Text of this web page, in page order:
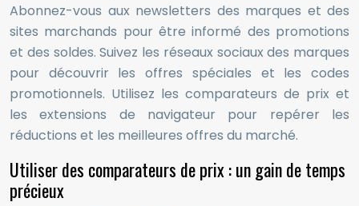
Abonnez-vous aux newsletters des marques et des
sites marchands pour être informé des promotions
et des soldes. Suivez les réseaux sociaux des marques
pour découvrir les offres spéciales et les codes
promotionnels. Utilisez les comparateurs de prix et
les extensions de navigateur pour repérer les
réductions et les meilleures offres du marché.
Utiliser des comparateurs de prix : un gain de temps
précieux